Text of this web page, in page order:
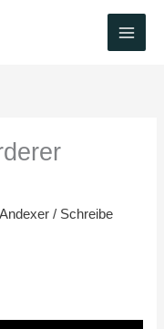
/ Schreibe